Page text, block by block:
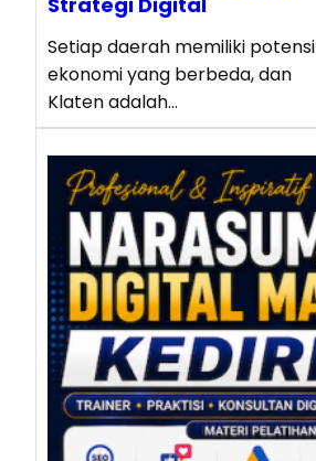
Setiap daerah memiliki potensi
ekonomi yang berbeda, dan
Klaten adalah…